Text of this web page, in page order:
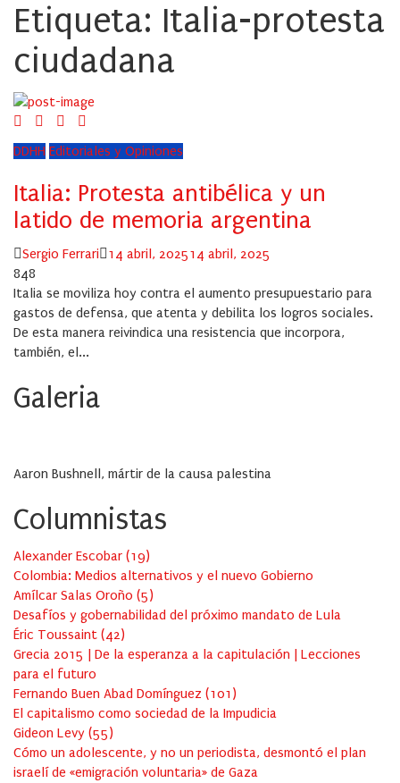
Etiqueta: Italia-protesta
ciudadana
DDHH Editoriales y Opiniones
Italia: Protesta antibélica y un
latido de memoria argentina
Author
Sergio Ferrari
Posted
14 abril, 202514 abril, 2025
848
Italia se moviliza hoy contra el aumento presupuestario para
gastos de defensa, que atenta y debilita los logros sociales.
De esta manera reivindica una resistencia que incorpora,
también, el...
Galeria
Aaron Bushnell, mártir de la causa palestina
Columnistas
Alexander Escobar (19)
Colombia: Medios alternativos y el nuevo Gobierno
Amílcar Salas Oroño (5)
Desafíos y gobernabilidad del próximo mandato de Lula
Éric Toussaint (42)
Grecia 2015 | De la esperanza a la capitulación | Lecciones
para el futuro
Fernando Buen Abad Domínguez (101 )
El capitalismo como sociedad de la Impudicia
Gideon Levy (55)
Cómo un adolescente, y no un periodista, desmontó el plan
israelí de «emigración voluntaria» de Gaza